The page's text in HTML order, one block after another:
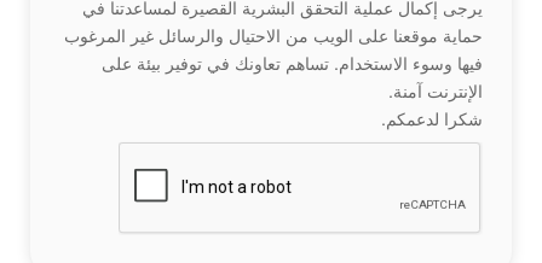
يرجى إكمال عملية التحقق البشرية القصيرة لمساعدتنا في
حماية موقعنا على الويب من الاحتيال والرسائل غير المرغوب
فيها وسوء الاستخدام. تساهم تعاونك في توفير بيئة على
الإنترنت آمنة.
شكرا لدعمكم.